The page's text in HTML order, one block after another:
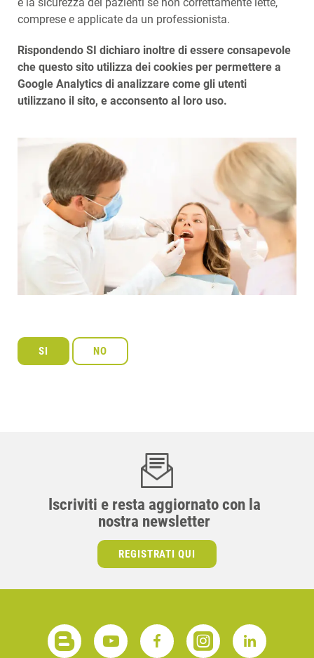
comprese e applicate da un professionista.
Rispondendo SI dichiaro inoltre di essere consapevole
che questo sito utilizza dei cookies per permettere a
Google Analytics di analizzare come gli utenti
utilizzano il sito, e acconsento al loro uso.
Iscriviti e resta aggiornato con la
nostra newsletter
REGISTRATI QUI